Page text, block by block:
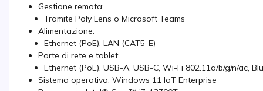
Gestione remota:
Tramite Poly Lens o Microsoft Teams
Alimentazione:
Ethernet (PoE), LAN (CAT5-E)
Porte di rete e tablet:
Ethernet (PoE), USB-A, USB-C, Wi-Fi 802.11a/b/g/n/ac,
Sistema operativo: Windows 11 IoT Enterprise